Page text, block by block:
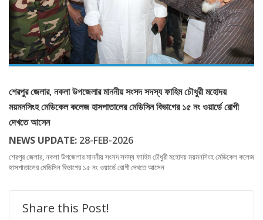
শেরপুর জেলার, নকলা উপজেলার মাননীয় সংসদ সদস্য ফাহিম চৌধুরী মহোদয়
ময়মনসিংহ মেডিকেল কলেজ হাসপাতালের মেডিসিন বিভাগের ১৫ নং ওয়ার্ডে রোগী
দেখতে আসেন
NEWS UPDATE: 28-FEB-2026
শেরপুর জেলার, নকলা উপজেলার মাননীয় সংসদ সদস্য ফাহিম চৌধুরী মহোদয় ময়মনসিংহ মেডিকেল কলেজ
হাসপাতালের মেডিসিন বিভাগের ১৫ নং ওয়ার্ডে রোগী দেখতে আসেন
Share this Post!